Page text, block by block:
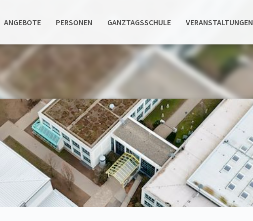
ANGEBOTE PERSONEN GANZTAGSSCHULE VERANSTALTUNGEN